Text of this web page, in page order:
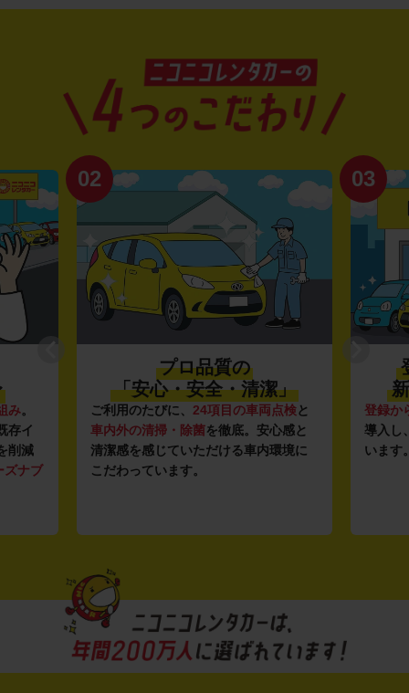
み。
存イ
削減
ズナブ
02
プロ品質の
「安心・安全・清潔」
ご利用のたびに、 24項目の車両点検と
車内外の清掃・除菌を徹底。安心感と
清潔感を感じていただける車内環境に
こだわっています。
03
登録か
導入し
います